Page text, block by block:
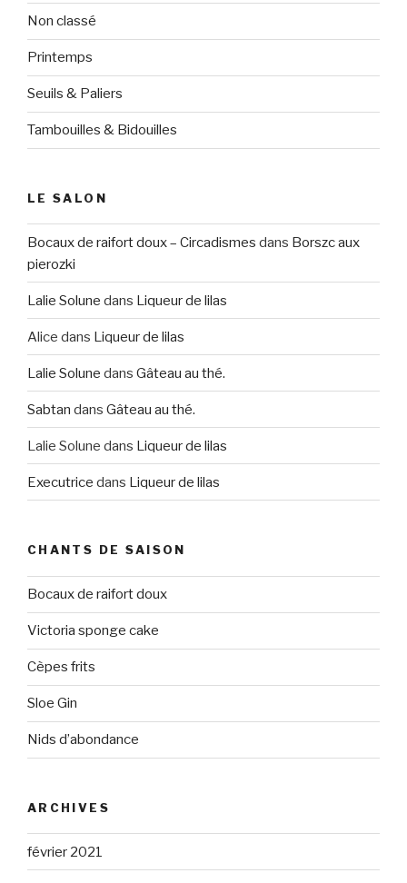
Non classé
Printemps
Seuils & Paliers
Tambouilles & Bidouilles
LE SALON
Bocaux de raifort doux – Circadismes dans Borszc aux
pierozki
Lalie Solune dans Liqueur de lilas
Alice dans Liqueur de lilas
Lalie Solune dans Gâteau au thé.
Sabtan dans Gâteau au thé.
Lalie Solune dans Liqueur de lilas
Executrice dans Liqueur de lilas
CHANTS DE SAISON
Bocaux de raifort doux
Victoria sponge cake
Cèpes frits
Sloe Gin
Nids d’abondance
ARCHIVES
février 2021